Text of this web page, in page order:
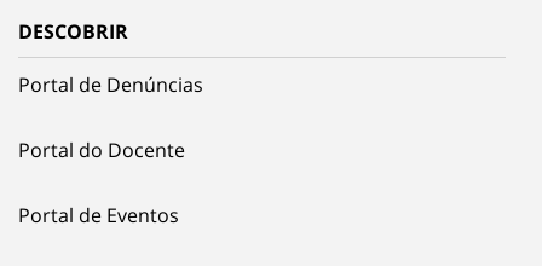
DESCOBRIR
Portal de Denúncias
Portal do Docente
Portal de Eventos